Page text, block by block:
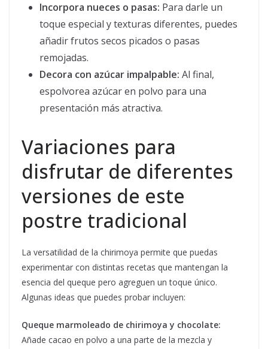
Incorpora nueces o pasas: Para darle un
toque especial y texturas diferentes, puedes
añadir frutos secos picados o pasas
remojadas.
Decora con azúcar impalpable: Al final,
espolvorea azúcar en polvo para una
presentación más atractiva.
Variaciones para
disfrutar de diferentes
versiones de este
postre tradicional
La versatilidad de la chirimoya permite que puedas
experimentar con distintas recetas que mantengan la
esencia del queque pero agreguen un toque único.
Algunas ideas que puedes probar incluyen:
Queque marmoleado de chirimoya y chocolate:
Añade cacao en polvo a una parte de la mezcla y